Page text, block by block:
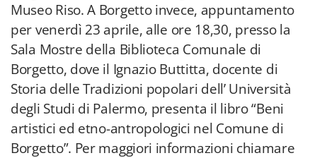
Museo Riso. A Borgetto invece, appuntamento
per venerdì 23 aprile, alle ore 18,30, presso la
Sala Mostre della Biblioteca Comunale di
Borgetto, dove il Ignazio Buttitta, docente di
Storia delle Tradizioni popolari dell’ Università
degli Studi di Palermo, presenta il libro “Beni
artistici ed etno-antropologici nel Comune di
Borgetto”. Per maggiori informazioni chiamare